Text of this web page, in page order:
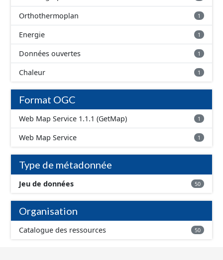
Orthothermoplan 1
Energie 1
Données ouvertes 1
Chaleur 1
Format OGC
Web Map Service 1.1.1 (GetMap) 1
Web Map Service 1
Type de métadonnée
Jeu de données 50
Organisation
Catalogue des ressources 50